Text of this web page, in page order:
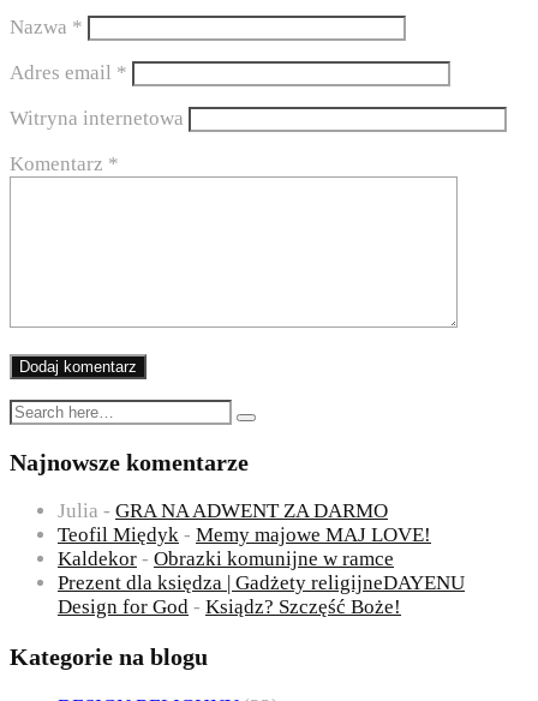
Nazwa *
Adres email *
Witryna internetowa
Komentarz *
Najnowsze komentarze
Julia - GRA NA ADWENT ZA DARMO
Teofil Międyk - Memy majowe MAJ LOVE!
Kaldekor - Obrazki komunijne w ramce
Prezent dla księdza | Gadżety religijneDAYENU
Design for God - Ksiądz? Szczęść Boże!
Kategorie na blogu